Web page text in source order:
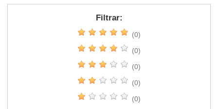
Filtrar:
(0)
(0)
(0)
(0)
(0)